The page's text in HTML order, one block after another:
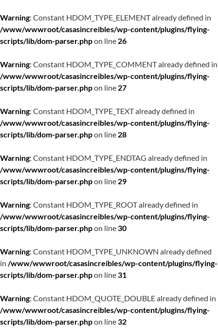
Warning: Constant HDOM_TYPE_ELEMENT already defined in
/www/wwwroot/casasincreibles/wp-content/plugins/flying-
scripts/lib/dom-parser.phpon line 26
Warning: Constant HDOM_TYPE_COMMENT already defined in
/www/wwwroot/casasincreibles/wp-content/plugins/flying-
scripts/lib/dom-parser.phpon line 27
Warning: Constant HDOM_TYPE_TEXT already defined in
/www/wwwroot/casasincreibles/wp-content/plugins/flying-
scripts/lib/dom-parser.phpon line 28
Warning: Constant HDOM_TYPE_ENDTAG already defined in
/www/wwwroot/casasincreibles/wp-content/plugins/flying-
scripts/lib/dom-parser.phpon line 29
Warning: Constant HDOM_TYPE_ROOT already defined in
/www/wwwroot/casasincreibles/wp-content/plugins/flying-
scripts/lib/dom-parser.phpon line30
Warning: Constant HDOM_TYPE_UNKNOWN already defined
in /www/wwwroot/casasincreibles/wp-content/plugins/flying-
scripts/lib/dom-parser.phpon line31
Warning: Constant HDOM_QUOTE_DOUBLE already defined in
/www/wwwroot/casasincreibles/wp-content/plugins/flying-
scripts/lib/dom-parser.phpon line32